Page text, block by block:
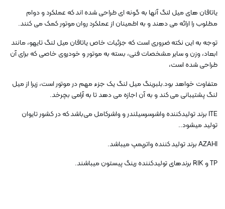
یاتاقان های میل لنگ آنها به گونه ای طراحی شده اند که عملکرد و دوام
مطلوب را ارائه می دهند و به اطمینان از عملکرد روان موتور کمک می کنند.
توجه به این نکته ضروری است که جزئیات خاص یاتاقان میل لنگ تایهو، مانند
ابعاد، وزن و سایر مشخصات فنی، بسته به موتور و خودروی خاصی که برای آن
طراحی شده است،
متفاوت خواهد بود.بلبرینگ میل لنگ یک جزء مهم در موتور است، زیرا از میل
لنگ پشتیبانی می کند و به آن اجازه می دهد تا به آرامی بچرخد.
ITE برند تولیدکننده واشرسرسیلندر و واشرکامل می‌باشد که در کشور تایوان
تولید میشود..
AZAHI برند تولید کننده واترپمپ میباشد.
TP و RIK برندهای تولیدکننده رینگ پیستون میباشند.